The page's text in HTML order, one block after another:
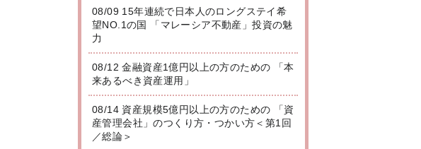
08/09 15年連続で日本人のロングステイ希
望NO.1の国 「マレーシア不動産」投資の魅
力
08/12 金融資産1億円以上の方のための 「本
来あるべき資産運用」
08/14 資産規模5億円以上の方のための 「資
産管理会社」のつくり方・つかい方＜第1回
／総論＞